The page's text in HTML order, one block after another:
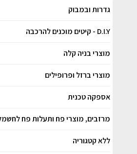
גדרות ובמבוק
D.I.Y - קיטים מוכנים להרכבה
מוצרי בניה קלה
מוצרי ברזל ופרופילים
אספקה טכנית
מרזבים, מוצרי פח ותעלות פח
ללא קטגוריה